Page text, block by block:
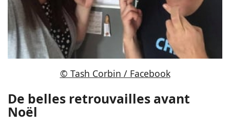
© Tash Corbin / Facebook
De belles retrouvailles avant
Noël